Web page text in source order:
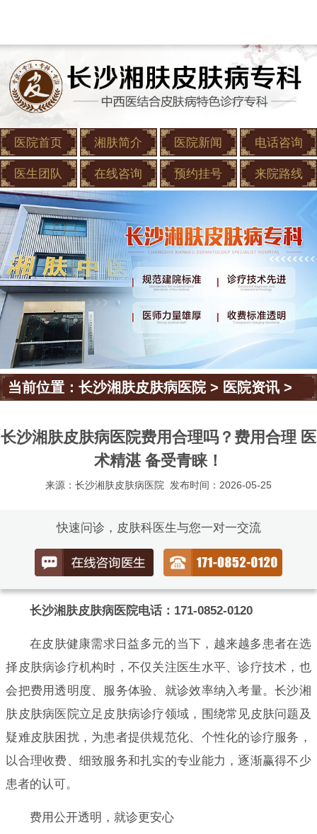
医院首页 湘肤简介 医院新闻 电话咨询
医生团队 在线咨询 预约挂号 来院路线
当前位置：长沙湘肤皮肤病医院> 医院资讯 >
长沙湘肤皮肤病医院费用合理吗？费用合理 医
术精湛 备受青睐！
来源：长沙湘肤皮肤病医院 发布时间：2026-05-25
快速问诊，皮肤科医生与您一对一交流
长沙湘肤皮肤病医院电话：171-0852-0120
在皮肤健康需求日益多元的当下，越来越多患者在选
择皮肤病诊疗机构时，不仅关注医生水平、诊疗技术，也
会把费用透明度、服务体验、就诊效率纳入考量。长沙湘
肤皮肤病医院立足皮肤病诊疗领域，围绕常见皮肤问题及
疑难皮肤困扰，为患者提供规范化、个性化的诊疗服务，
以合理收费、细致服务和扎实的专业能力，逐渐赢得不少
患者的认可。
费用公开透明，就诊更安心